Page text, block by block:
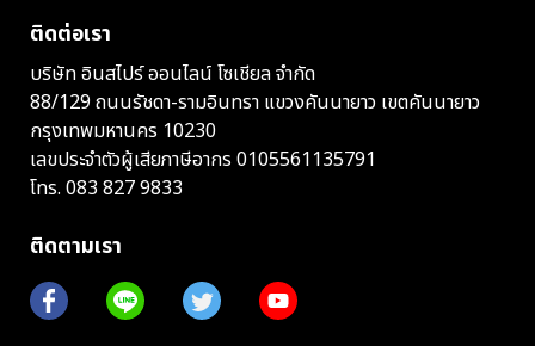
ติดต่อเรา
บริษัท อินสไปร์ ออนไลน์ โซเชียล จำกัด
88/129 ถนนรัชดา-รามอินทรา แขวงคันนายาว เขตคันนายาว
กรุงเทพมหานคร 10230
เลขประจำตัวผู้เสียภาษีอากร 0105561135791
โทร. 083 827 9833
ติดตามเรา